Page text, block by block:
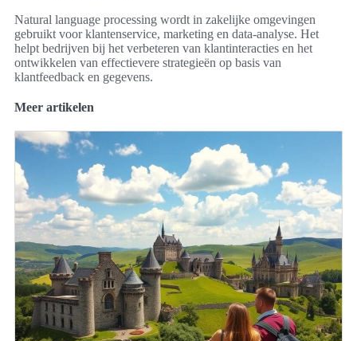
Natural language processing wordt in zakelijke omgevingen
gebruikt voor klantenservice, marketing en data-analyse. Het
helpt bedrijven bij het verbeteren van klantinteracties en het
ontwikkelen van effectievere strategieën op basis van
klantfeedback en gegevens.
Meer artikelen